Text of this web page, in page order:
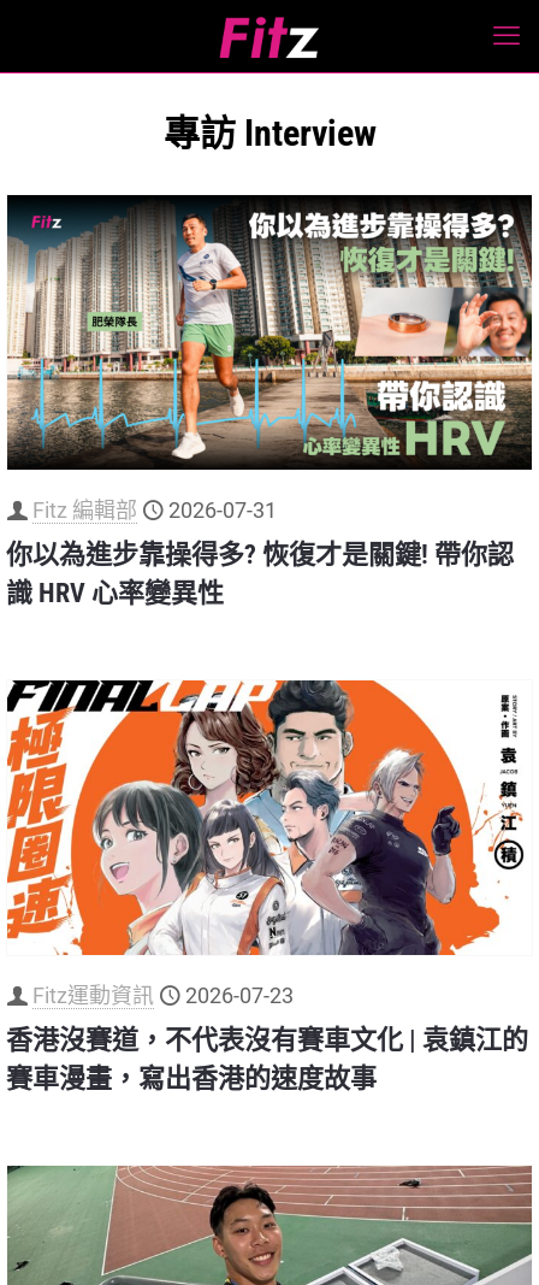
專訪 Interview
Fitz 編輯部 2026-07-31
你以為進步靠操得多? 恢復才是關鍵! 帶你認
識 HRV 心率變異性
Fitz運動資訊 2026-07-23
香港沒賽道，不代表沒有賽車文化 | 袁鎮江的
賽車漫畫，寫出香港的速度故事